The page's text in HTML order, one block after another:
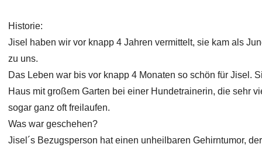
Historie:
Jisel haben wir vor knapp 4 Jahren vermittelt, sie kam als
zu uns.
Das Leben war bis vor knapp 4 Monaten so schön für Jisel.
Haus mit großem Garten bei einer Hundetrainerin, die sehr
sogar ganz oft freilaufen.
Was war geschehen?
Jisel´s Bezugsperson hat einen unheilbaren Gehirntumor,